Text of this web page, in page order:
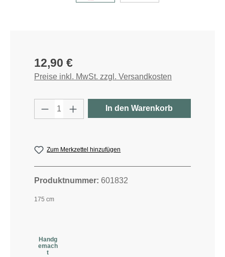
Regulärer Preis:
12,90 €
Preise inkl. MwSt. zzgl. Versandkosten
Produkt Anzahl: Gib den
In den Warenkorb
Zum Merkzettel hinzufügen
Produktnummer: 601832
175 cm
Handg
emach
t